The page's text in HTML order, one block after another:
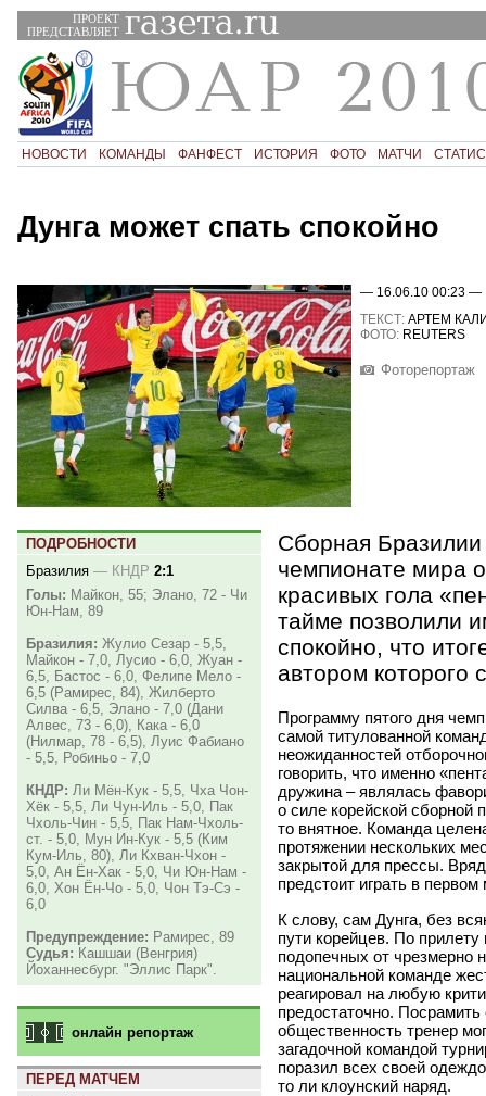
ПРОЕКТ
ПРЕДСТАВЛЯЕТ
НОВОСТИ КОМАНДЫ ФАНФЕСТ ИСТОРИЯ ФОТО МАТЧИ
Дунга может спать спокойно
— 16.06.10 00:23 —
ТЕКСТ: АРТЕМ
ФОТО: REUTERS
Фоторепортаж
Сборная
чемпионате мира
красивых гола
тайме позволили
спокойно, что
автором
Программу пятого дня
самой титулованной
неожиданностей
говорить, что именно «
дружина – являлась
о силе корейской сборной
то внятное. Команда
протяжении нескольких
закрытой для прессы.
предстоит играть в
К слову, сам Дунга, без
пути корейцев. По
подопечных от чрезмерно
национальной команде
реагировал на любую
предостаточно.
общественность тренер
загадочной командой
поразил всех своей
то ли клоунский наряд.
ПОДРОБНОСТИ
Бразилия — КНДР 2:1
Голы: Майкон, 55; Элано, 72 - Чи
Юн-Нам, 89
Бразилия: Жулио Сезар - 5,5,
Майкон - 7,0, Лусио - 6,0, Жуан -
6,5, Бастос - 6,0, Фелипе Мело -
6,5 (Рамирес, 84), Жилберто
Силва - 6,5, Элано - 7,0 (Дани
Алвес, 73 - 6,0), Кака - 6,0
(Нилмар, 78 - 6,5), Луис Фабиано
- 5,5, Робиньо - 7,0
КНДР: Ли Мён-Кук - 5,5, Чха Чон-
Хёк - 5,5, Ли Чун-Иль - 5,0, Пак
Чхоль-Чин - 5,5, Пак Нам-Чхоль-
ст. - 5,0, Мун Ин-Кук - 5,5 (Ким
Кум-Иль, 80), Ли Кхван-Чхон -
5,0, Ан Ён-Хак - 5,0, Чи Юн-Нам -
6,0, Хон Ён-Чо - 5,0, Чон Тэ-Сэ -
6,0
Предупреждение: Рамирес, 89
Судья: Кашшаи (Венгрия)
Йоханнесбург. "Эллис Парк".
онлайн репортаж
ПЕРЕД МАТЧЕМ